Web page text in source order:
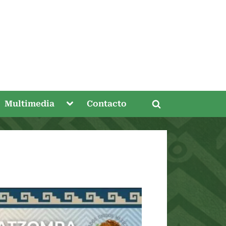
Toggle
sub-
Multimedia
Toggle
menu
Contacto
Toggle